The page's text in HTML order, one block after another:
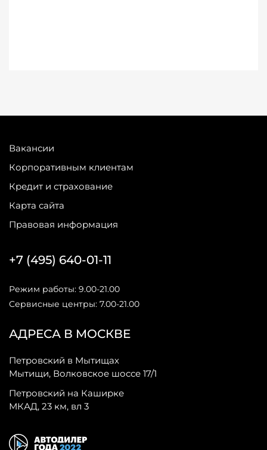
Вакансии
Корпоративным клиентам
Кредит и страхование
Карта сайта
Правовая информация
АДРЕСА В МОСКВЕ
Петровский в Мытищах
Мытищи, Волковское шоссе 17/1
Петровский на Каширке
МКАД, 23 км, вл 3
+7 (495) 640-01-11
Режим работы: 9.00-21.00
Сервисные центры: 7.00-21.00